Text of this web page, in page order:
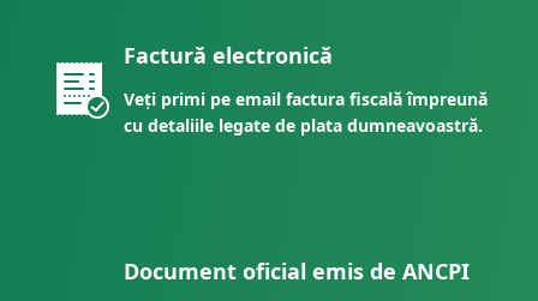
Factură electronică
Veți primi pe email factura fiscală împreună
cu detaliile legate de plata dumneavoastră.
Document oficial emis de ANCPI